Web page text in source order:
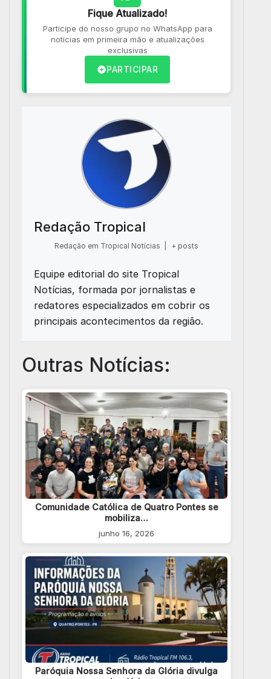
Fique Atualizado!
Participe do nosso grupo no WhatsApp para
notícias em primeira mão e atualizações
exclusivas
PARTICIPAR
Redação Tropical
Redação em Tropical Notícias + posts
Equipe editorial do site Tropical
Notícias, formada por jornalistas e
redatores especializados em cobrir os
principais acontecimentos da região.
Outras Notícias:
Comunidade Católica de Quatro Pontes se
mobiliza…
junho 16, 2026
Paróquia Nossa Senhora da Glória divulga